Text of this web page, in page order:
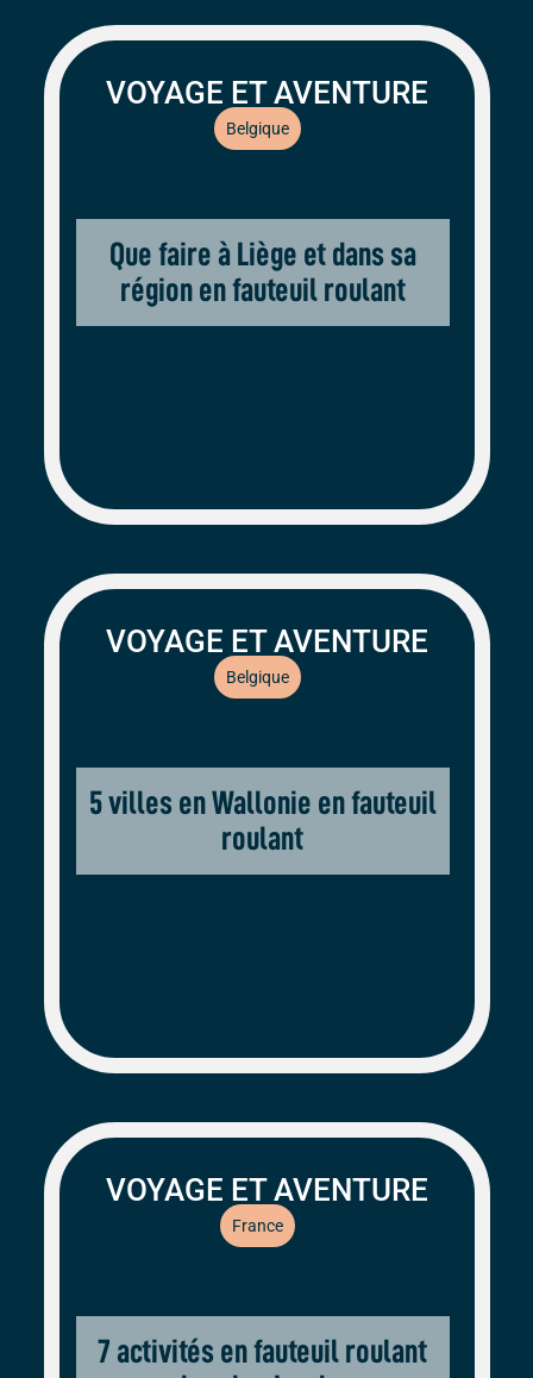
VOYAGE ET AVENTURE
Que faire à Liège et dans sa
région en fauteuil roulant
Belgique
VOYAGE ET AVENTURE
5 villes en Wallonie en fauteuil
roulant
Belgique
VOYAGE ET AVENTURE
7 activités en fauteuil roulant
France